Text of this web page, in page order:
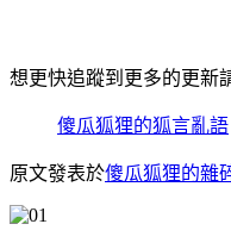
想更快追蹤到更多的更新
傻瓜狐狸的狐言亂語
原文發表於傻瓜狐狸的雜